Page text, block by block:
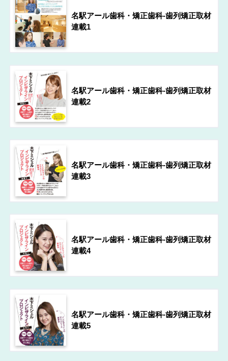
名駅アール歯科・矯正歯科-歯列矯正取材
連載1
名駅アール歯科・矯正歯科-歯列矯正取材
連載2
名駅アール歯科・矯正歯科-歯列矯正取材
連載3
名駅アール歯科・矯正歯科-歯列矯正取材
連載4
名駅アール歯科・矯正歯科-歯列矯正取材
連載5